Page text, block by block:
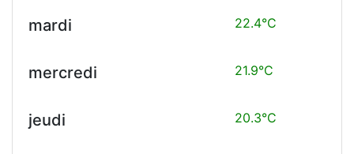
mardi 22.4°C
mercredi 21.9°C
jeudi 20.3°C